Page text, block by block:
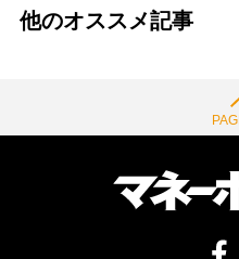
他のオススメ記事